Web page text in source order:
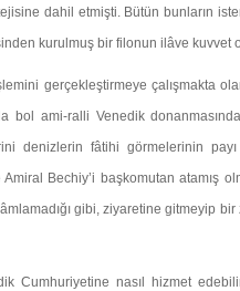
dahil etmişti. Bütün bunların
kurulmuş bir filonun ilâve kuvvet
gerçekleştirmeye çalışmakta
bol ami-ralli Venedik
denizlerin fâtihi görmelerinin
Bechiy’i başkomutan atamış
gibi, ziyaretine git­meyip
Cumhuriyetine nasıl hiz­met